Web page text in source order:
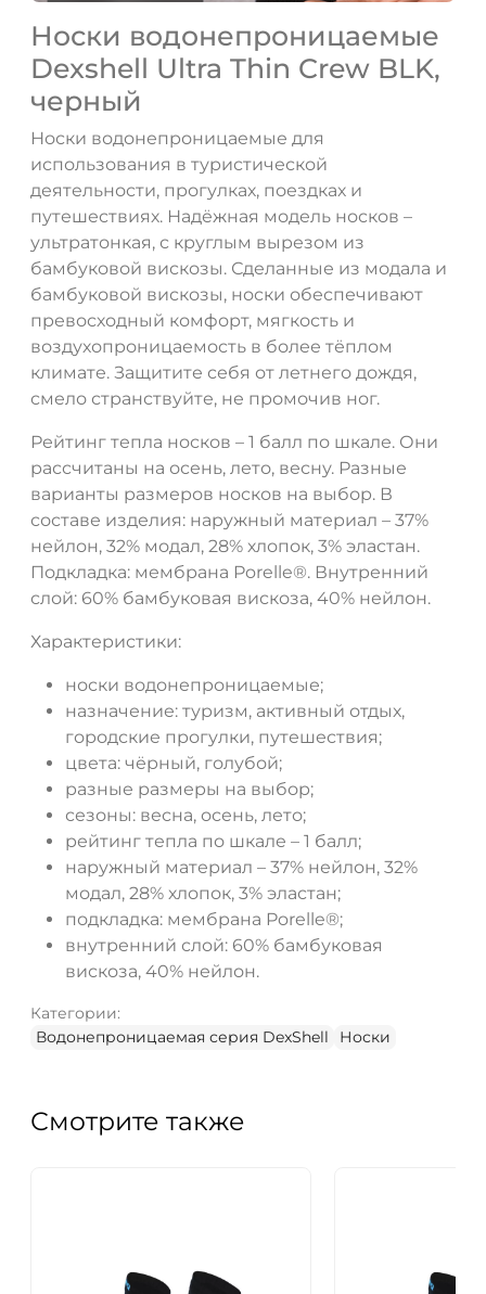
Носки водонепроницаемые
Dexshell Ultra Thin Crew BLK,
черный
Носки водонепроницаемые для
использования в туристической
деятельности, прогулках, поездках и
путешествиях. Надёжная модель носков –
ультратонкая, с круглым вырезом из
бамбуковой вискозы. Сделанные из модала и
бамбуковой вискозы, носки обеспечивают
превосходный комфорт, мягкость и
воздухопроницаемость в более тёплом
климате. Защитите себя от летнего дождя,
смело странствуйте, не промочив ног.
Рейтинг тепла носков – 1 балл по шкале. Они
рассчитаны на осень, лето, весну. Разные
варианты размеров носков на выбор. В
составе изделия: наружный материал – 37%
нейлон, 32% модал, 28% хлопок, 3% эластан.
Подкладка: мембрана Porelle®. Внутренний
слой: 60% бамбуковая вискоза, 40% нейлон.
Характеристики:
носки водонепроницаемые;
назначение: туризм, активный отдых,
городские прогулки, путешествия;
цвета: чёрный, голубой;
разные размеры на выбор;
сезоны: весна, осень, лето;
рейтинг тепла по шкале – 1 балл;
наружный материал – 37% нейлон, 32%
модал, 28% хлопок, 3% эластан;
подкладка: мембрана Porelle®;
внутренний слой: 60% бамбуковая
вискоза, 40% нейлон.
Категории:
Водонепроницаемая серия DexShell
Носки
Смотрите также